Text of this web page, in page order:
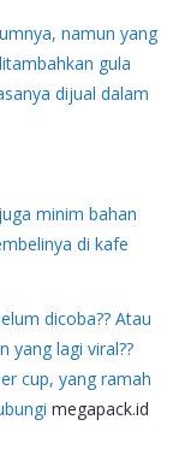
namun yang
gula
dijual dalam
minim bahan
di kafe
dicoba?? Atau
yang lagi viral??
cup, yang ramah
megapack.id